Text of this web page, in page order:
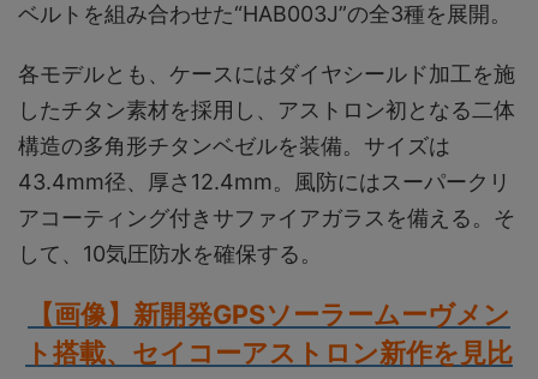
ベルトを組み合わせた“HAB003J”の全3種を展開。
各モデルとも、ケースにはダイヤシールド加工を施
したチタン素材を採用し、アストロン初となる二体
構造の多角形チタンベゼルを装備。サイズは
43.4mm径、厚さ12.4mm。風防にはスーパークリ
アコーティング付きサファイアガラスを備える。そ
して、10気圧防水を確保する。
【画像】新開発GPSソーラームーヴメン
ト搭載、セイコーアストロン新作を見比